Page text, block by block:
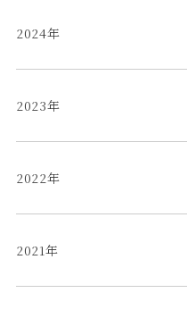
2024年
2023年
2022年
2021年